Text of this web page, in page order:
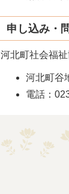
申し込み・
河北町社会福
河北町谷
電話：